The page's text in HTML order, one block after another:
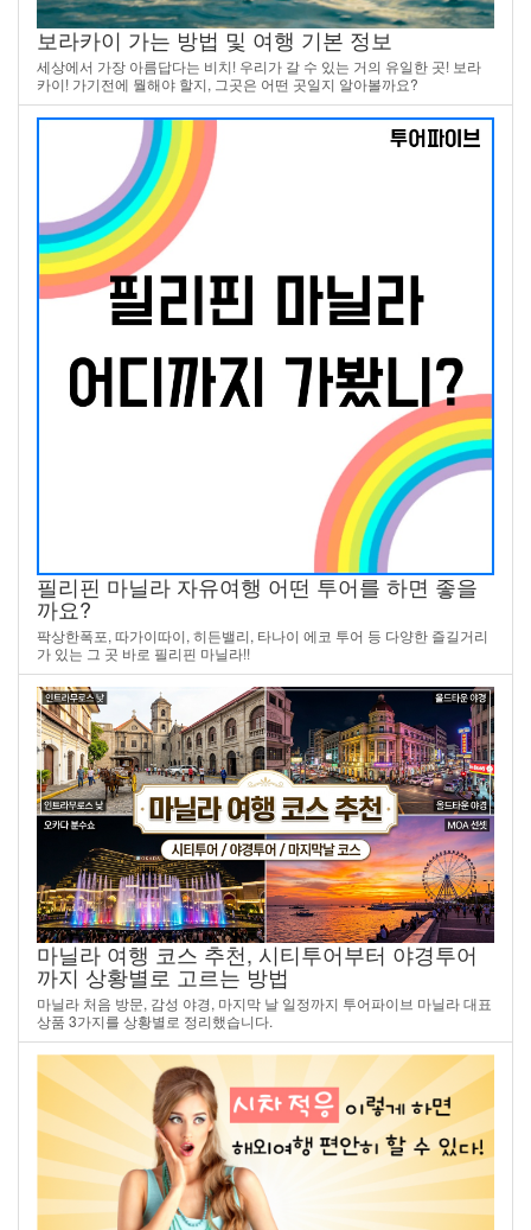
보라카이 가는 방법 및 여행 기본 정보
세상에서 가장 아름답다는 비치! 우리가 갈 수 있는 거의 유일한 곳! 보라
카이! 가기전에 뭘해야 할지, 그곳은 어떤 곳일지 알아볼까요?
필리핀 마닐라 자유여행 어떤 투어를 하면 좋을
까요?
팍상한폭포, 따가이따이, 히든밸리, 타나이 에코 투어 등 다양한 즐길거리
가 있는 그 곳 바로 필리핀 마닐라!!
마닐라 여행 코스 추천, 시티투어부터 야경투어
까지 상황별로 고르는 방법
마닐라 처음 방문, 감성 야경, 마지막 날 일정까지 투어파이브 마닐라 대표
상품 3가지를 상황별로 정리했습니다.